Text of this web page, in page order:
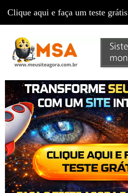
Clique aqui e faça um teste grátis